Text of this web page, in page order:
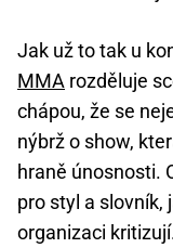
Jak už to tak u
MMA rozděluje
chápou, že se
nýbrž o show,
hraně únosnosti.
pro styl a slovník,
organizaci